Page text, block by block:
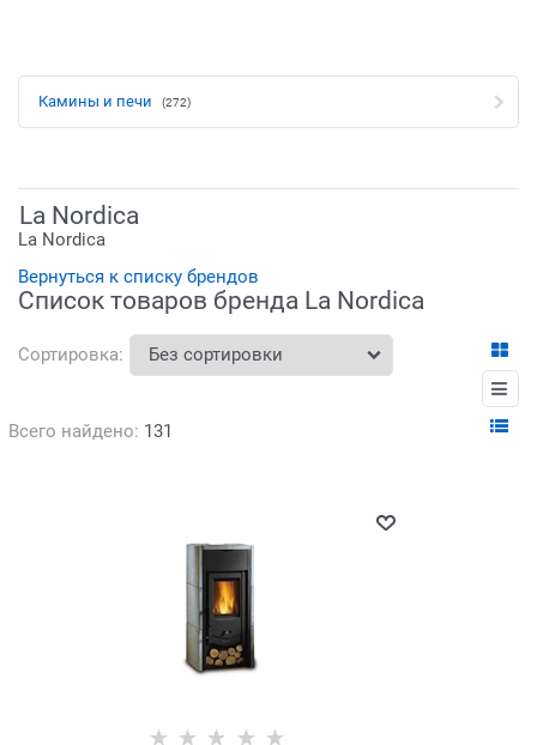
Камины и печи (272)
La Nordica
La Nordica
Вернуться к списку брендов
Список товаров бренда La Nordica
Сортировка:
Всего найдено: 131